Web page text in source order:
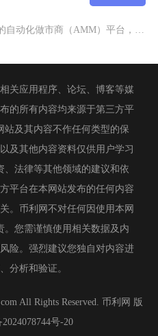
关应用程序、论坛、博客等媒
的所有内容均来源于第三方平
站及其内容不作任何类型的保
及其他内容资料仅供用户学习
、法律等其他领域的建议和依
平台在本网站发布的任何内容
。币利网不对任何因使用本网
您需谨慎使用相关数据及内
险。强烈建议您独自对内容进
分析和验证。
All Rights Reserved. 币利网 版
号-20